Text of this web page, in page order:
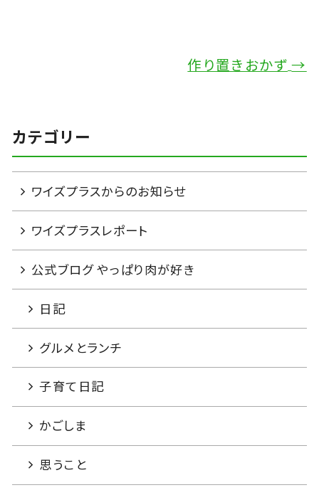
作り置きおかず →
カテゴリー
ワイズプラスからのお知らせ
ワイズプラスレポート
公式ブログ やっぱり肉が好き
日記
グルメとランチ
子育て日記
かごしま
思うこと